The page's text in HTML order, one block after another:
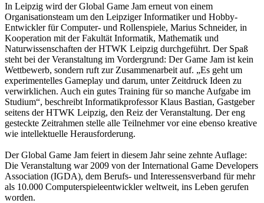
In Leipzig wird der Global Game Jam erneut von einem
Organisationsteam um den Leipziger Informatiker und Hobby-
Entwickler für Computer- und Rollenspiele, Marius Schneider, in
Kooperation mit der Fakultät Informatik, Mathematik und
Naturwissenschaften der HTWK Leipzig durchgeführt. Der Spaß
steht bei der Veranstaltung im Vordergrund: Der Game Jam ist kein
Wettbewerb, sondern ruft zur Zusammenarbeit auf. „Es geht um
experimentelles Gameplay und darum, unter Zeitdruck Ideen zu
verwirklichen. Auch ein gutes Training für so manche Aufgabe im
Studium“, beschreibt Informatikprofessor Klaus Bastian, Gastgeber
seitens der HTWK Leipzig, den Reiz der Veranstaltung. Der eng
gesteckte Zeitrahmen stelle alle Teilnehmer vor eine ebenso kreative
wie intellektuelle Herausforderung.
Der Global Game Jam feiert in diesem Jahr seine zehnte Auflage:
Die Veranstaltung war 2009 von der International Game Developers
Association (IGDA), dem Berufs- und Interessensverband für mehr
als 10.000 Computerspieleentwickler weltweit, ins Leben gerufen
worden.